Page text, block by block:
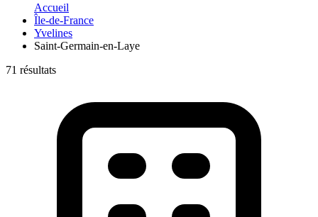
Accueil
Île-de-France
Yvelines
Saint-Germain-en-Laye
71 résultats